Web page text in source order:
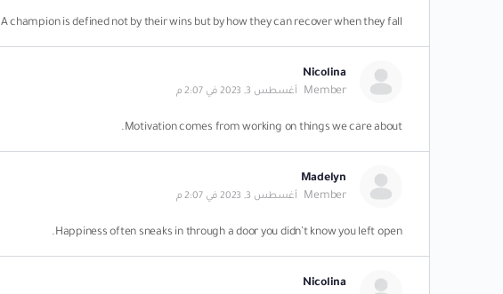
A champion is defined not by their wins but by how they can recover when they fall.
Nicolina
Member
أغسطس 3, 2023 في 2:07 م
Motivation comes from working on things we care about.
Madelyn
Member
أغسطس 3, 2023 في 2:07 م
Happiness often sneaks in through a door you didn’t know you left open.
Nicolina